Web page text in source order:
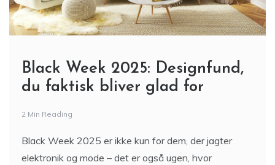
Black Week 2025: Designfund,
du faktisk bliver glad for
2 Min Reading
Black Week 2025 er ikke kun for dem, der jagter
elektronik og mode – det er også ugen, hvor